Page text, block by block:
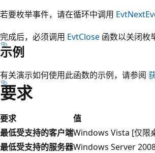
若要枚举事件，请在循环中调用
完成后，必须调用 EvtClose 函数以关闭枚
示例
有关演示如何使用此函数的示例，请参阅
要求
要求
值
最低受支持的客户端Windows Vista [仅限
最低受支持的服务器Windows Server